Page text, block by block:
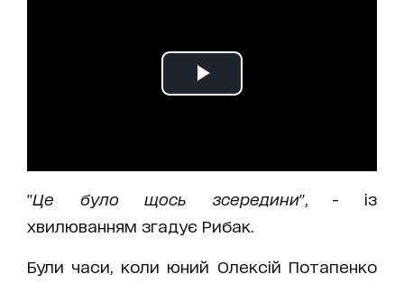
"Це було щось зсередини", - із
хвилюванням згадує Рибак.
Були часи, коли юний Олексій Потапенко